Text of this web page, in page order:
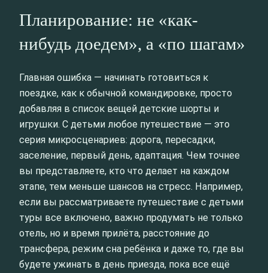
Планирование: не «как-
нибудь доедем», а «по шагам»
Главная ошибка — начинать готовиться к
поездке, как к обычной командировке, просто
добавляя в список вещей детские шорты и
игрушки. С детьми любое путешествие — это
серия микросценариев: дорога, пересадки,
заселение, первый день, адаптация. Чем точнее
вы представляете, кто что делает на каждом
этапе, тем меньше шансов на стресс. Например,
если вы рассматриваете путешествие с детьми
туры все включено, важно продумать не только
отель, но и время прилёта, расстояние до
трансфера, режим сна ребёнка и даже то, где вы
будете ужинать в день приезда, пока все ещё